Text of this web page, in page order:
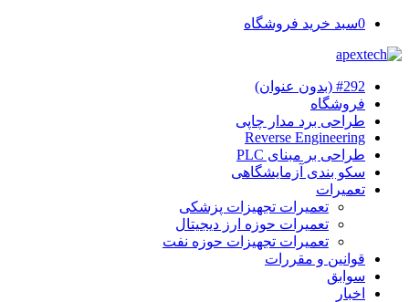
0سبد خرید فروشگاه
#292 (بدون عنوان)
فروشگاه
طراحی برد مدار چاپی
Reverse Engineering
طراحی بر مبنای PLC
سکو بندی آزمایشگاهی
تعمیرات
تعمیرات تجهیزات پزشکی
تعمیرات حوزه ارز دیجیتال
تعمیرات تجهیزات حوزه نفت
قوانین و مقررات
سوابق
اخبار